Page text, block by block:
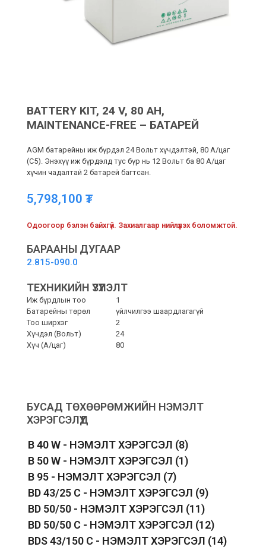
BATTERY KIT, 24 V, 80 AH,
MAINTENANCE-FREE – БАТАРЕЙ
AGM батарейны иж бүрдэл 24 Вольт хүчдэлтэй, 80 A/цаг
(C5). Энэхүү иж бүрдэлд тус бүр нь 12 Вольт ба 80 A/цаг
хүчин чадалтай 2 батарей багтсан.
5,798,100 ₮
Одоогоор бэлэн байхгүй. Захиалгаар нийлүүлэх боломжтой.
БАРААНЫ ДУГААР
2.815-090.0
ТЕХНИКИЙН ҮЗҮҮЛЭЛТ
Иж бүрдлын тоо
1
Батарейны төрөл
үйлчилгээ шаардлагагүй
Тоо ширхэг
2
Хүчдэл (Вольт)
24
Хүч (A/цаг)
80
БУСАД ТӨХӨӨРӨМЖИЙН НЭМЭЛТ
ХЭРЭГСЭЛҮҮД
B 40 W - НЭМЭЛТ ХЭРЭГСЭЛ (8)
B 50 W - НЭМЭЛТ ХЭРЭГСЭЛ (1)
B 95 - НЭМЭЛТ ХЭРЭГСЭЛ (7)
BD 43/25 C - НЭМЭЛТ ХЭРЭГСЭЛ (9)
BD 50/50 - НЭМЭЛТ ХЭРЭГСЭЛ (11)
BD 50/50 C - НЭМЭЛТ ХЭРЭГСЭЛ (12)
BDS 43/150 C - НЭМЭЛТ ХЭРЭГСЭЛ (14)